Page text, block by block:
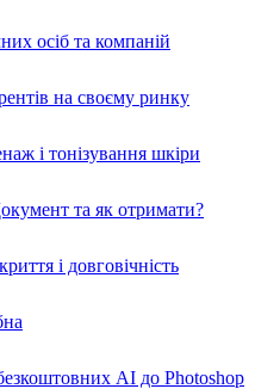
осіб та компаній
на своєму ринку
і тонізування шкіри
та як отримати?
і довговічність
AI до Photoshop